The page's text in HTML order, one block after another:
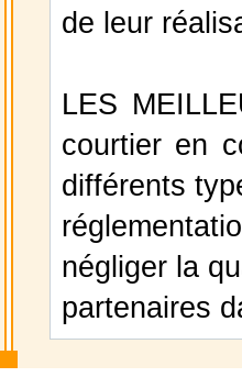
de leur
LES
courtier en
différents
négliger la
partenaires